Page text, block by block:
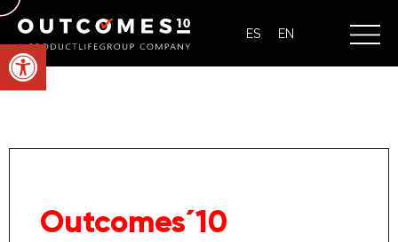
Abrir barra de herramientas
ES EN
María Bellés
Outcomes´10